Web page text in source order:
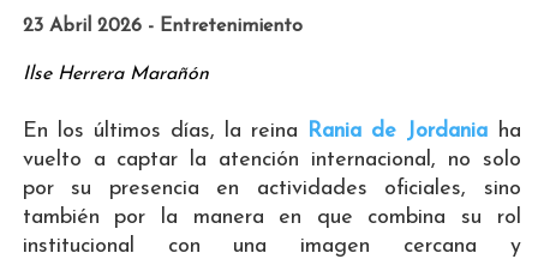
23 Abril 2026 - Entretenimiento
Ilse Herrera Marañón
En los últimos días, la reina Rania de Jordania ha
vuelto a captar la atención internacional, no solo
por su presencia en actividades oficiales, sino
también por la manera en que combina su rol
institucional con una imagen cercana y